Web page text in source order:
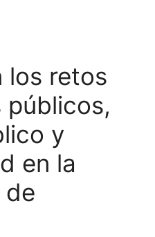
los retos
públicos,
y
en la
de